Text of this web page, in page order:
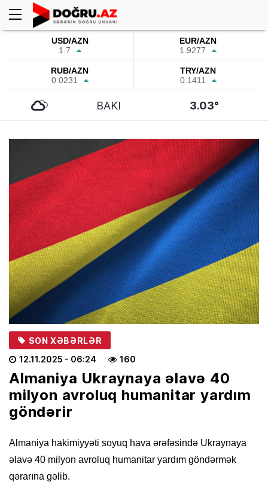
USD/AZN
1.7
EUR/AZN
1.9277
RUB/AZN
0.0231
TRY/AZN
0.1411
BAKI 3.03°
SON XƏBƏRLƏR
12.11.2025 - 06:24 160
Almaniya Ukraynaya əlavə 40
milyon avroluq humanitar yardım
göndərir
Almaniya hakimiyyəti soyuq hava ərəfəsində Ukraynaya
əlavə 40 milyon avroluq humanitar yardım göndərmək
qərarına gəlib.